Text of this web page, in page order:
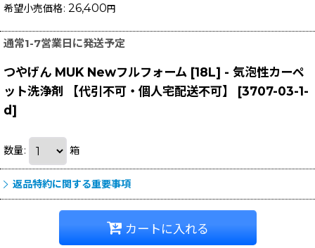
希望小売価格: 26,400 円
通常1-7営業日に発送予定
つやげん MUK Newフルフォーム [18L] - 気泡性カーペ
ット洗浄剤 【代引不可・個人宅配送不可】
[3707-03-1-
d]
数量: 箱
返品特約に関する重要事項
カートに入れる